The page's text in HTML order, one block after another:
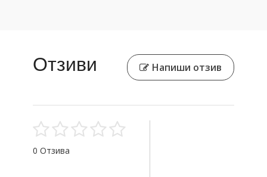
Отзиви Напиши отзив
0 Отзива